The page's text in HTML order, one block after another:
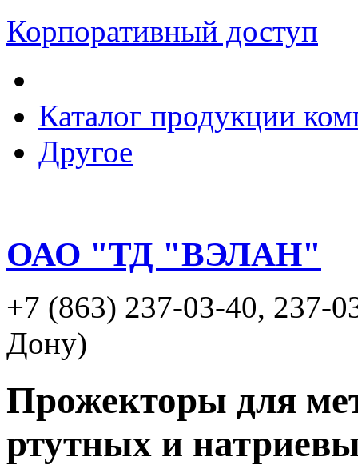
Корпоративный доступ
Каталог продукции
Другое
ОАО "ТД "ВЭЛАН"
+7 (863) 237-03-40, 237-
Дону)
Прожекторы для
ртутных и